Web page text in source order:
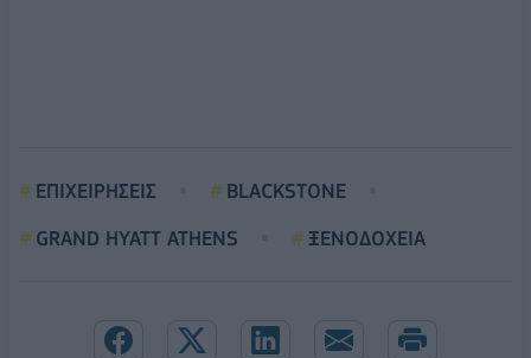
ΕΠΙΧΕΙΡΗΣΕΙΣ
BLACKSTONE
GRAND HYATT ATHENS
ΞΕΝΟΔΟΧΕΙΑ